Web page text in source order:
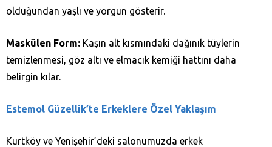
olduğundan yaşlı ve yorgun gösterir.
Maskülen Form: Kaşın alt kısmındaki dağınık tüylerin
temizlenmesi, göz altı ve elmacık kemiği hattını daha
belirgin kılar.
Estemol Güzellik’te Erkeklere Özel Yaklaşım
Kurtköy ve Yenişehir’deki salonumuzda erkek